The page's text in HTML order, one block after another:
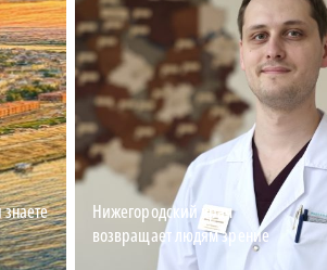
Нижегородский врач
возвращает людям зрение